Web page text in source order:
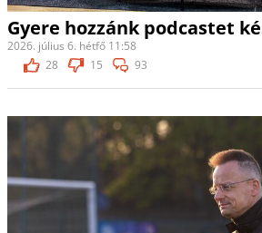
Gyere hozzánk podcastet
2026. július 6. hétfő 11:58
28
15 93